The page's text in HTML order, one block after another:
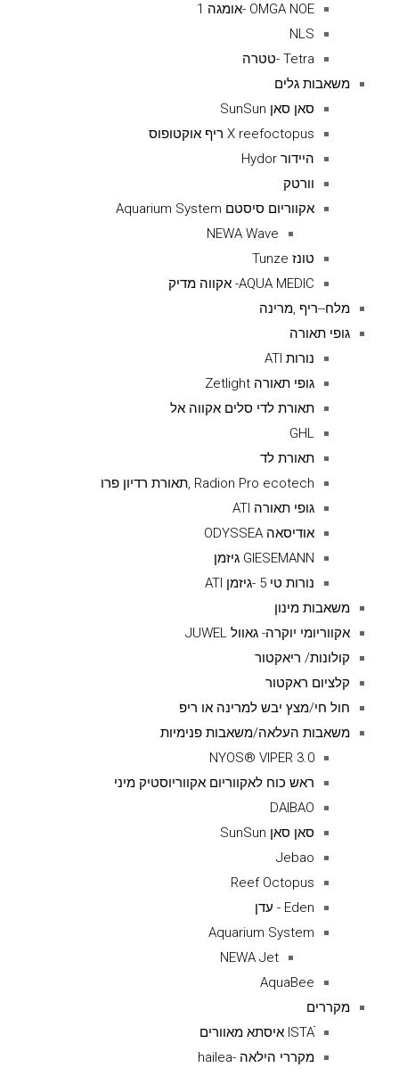
OMGA NOE -אומגה 1
NLS
Tetra -טטרה
משאבות גלים
סאן סאן SunSun
X reefoctopus ריף אוקטופוס
היידור Hydor
וורטק
אקווריום סיסטם Aquarium System
NEWA Wave
טונז Tunze
AQUA MEDIC- אקווה מדיק
מלח--ריף ,מרינה
גופי תאורה
נורות ATI
גופי תאורה Zetlight
תאורת לדי סלים אקווה אל
GHL
תאורת לד
Radion Pro ecotech ,תאורת רדיון פרו
גופי תאורה ATI
אודיסאה ODYSSEA
GIESEMANN גיזמן
נורות טי 5 -גיזמן ATI
משאבות מינון
אקווריומי יוקרה- גאוול JUWEL
קולונות/ ריאקטור
קלציום ראקטור
חול חי/מצץ יבש למרינה או ריפ
משאבות העלאה/משאבות פנימיות
NYOS® VIPER 3.0
ראש כוח לאקווריום אקווריוסטיק מיני
DAIBAO
סאן סאן SunSun
Jebao
Reef Octopus
Eden - עדן
Aquarium System
NEWA Jet
AquaBee
מקררים
ISTAׁׂ איסתא מאוורים
מקררי הילאה -hailea